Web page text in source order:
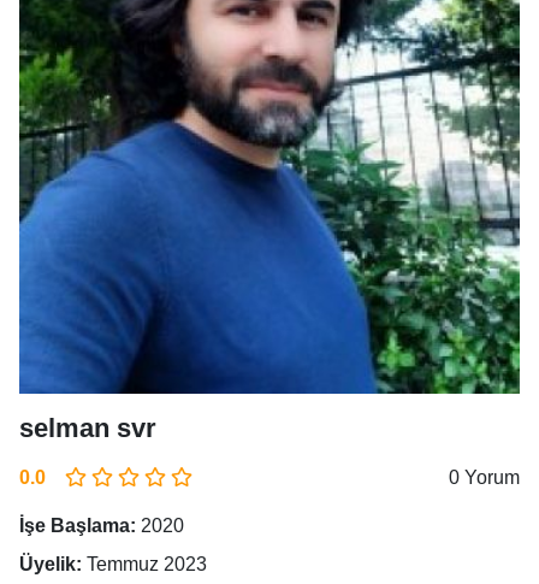
selman svr
0.0 0 Yorum
İşe Başlama: 2020
Üyelik: Temmuz 2023